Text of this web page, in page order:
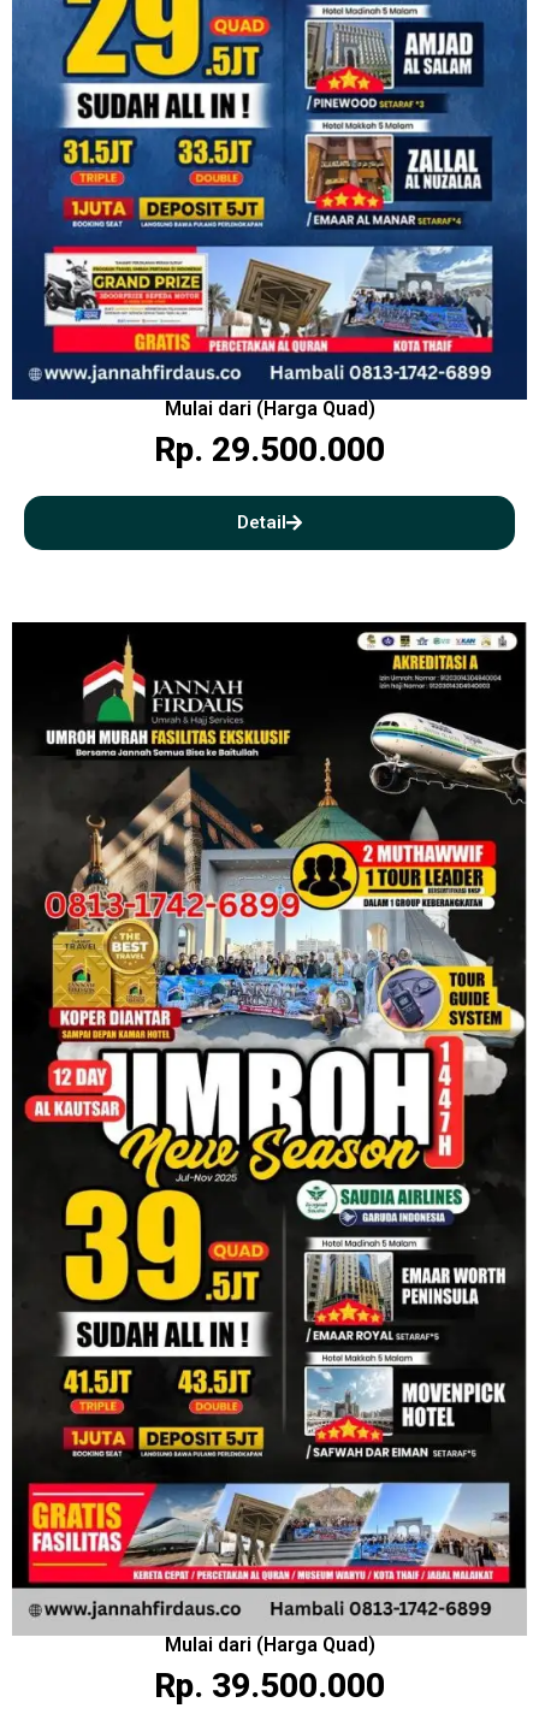
Mulai dari (Harga Quad)
Rp. 29.500.000
Detail
Mulai dari (Harga Quad)
Rp. 39.500.000